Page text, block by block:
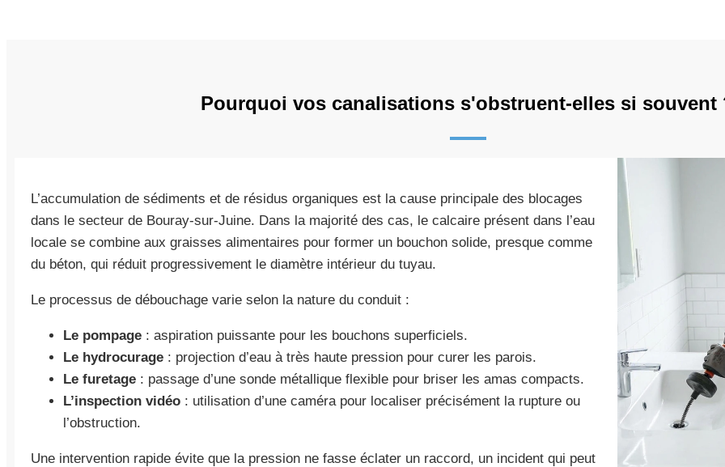
Pourquoi vos canalisations s'obstruent-elles si souvent
L’accumulation de sédiments et de résidus organiques est la cause principale des blocages
dans le secteur de Bouray-sur-Juine. Dans la majorité des cas, le calcaire présent dans l’eau
locale se combine aux graisses alimentaires pour former un bouchon solide, presque comme
du béton, qui réduit progressivement le diamètre intérieur du tuyau.
Le processus de débouchage varie selon la nature du conduit :
Le pompage : aspiration puissante pour les bouchons superficiels.
Le hydrocurage : projection d’eau à très haute pression pour curer les parois.
Le furetage : passage d’une sonde métallique flexible pour briser les amas compacts.
L’inspection vidéo : utilisation d’une caméra pour localiser précisément la rupture ou
l’obstruction.
Une intervention rapide évite que la pression ne fasse éclater un raccord, un incident qui peut